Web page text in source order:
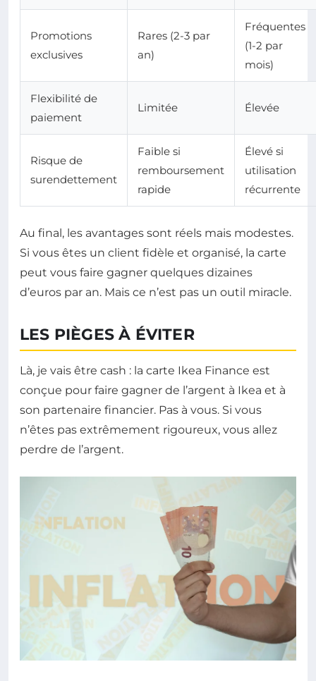
Promotions
exclusives
Rares (2-3 par
an)
Fréquentes
(1-2 par
mois)
Flexibilité de
paiement
Limitée Élevée
Risque de
surendettement
Faible si
remboursement
rapide
Élevé si
utilisation
récurrente
Au final, les avantages sont réels mais modestes.
Si vous êtes un client fidèle et organisé, la carte
peut vous faire gagner quelques dizaines
d’euros par an. Mais ce n’est pas un outil miracle.
LES PIÈGES À ÉVITER
Là, je vais être cash : la carte Ikea Finance est
conçue pour faire gagner de l’argent à Ikea et à
son partenaire financier. Pas à vous. Si vous
n’êtes pas extrêmement rigoureux, vous allez
perdre de l’argent.